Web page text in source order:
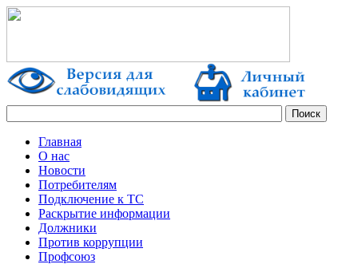
Главная
О нас
Новости
Потребителям
Подключение к ТС
Раскрытие информации
Должники
Против коррупции
Профсоюз